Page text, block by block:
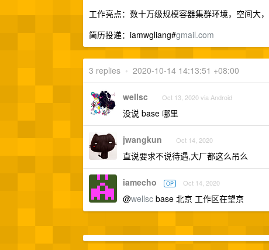
工作亮点：数十万级规模容器集群环境，空间大
简历投递：iamwgliang#gmail.com
3 replies • 2020-10-14 14:13:51 +08:00
wellsc Oct 13, 2020 via Android
没说 base 哪里
jwangkun Oct 14, 2020
直说要求不说待遇,大厂都这么吊么
iamecho OP Oct 14, 2020
@wellsc base 北京 工作区在望京